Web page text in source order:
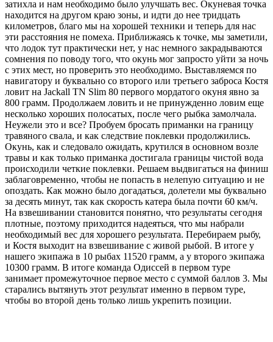
затихла и нам необходимо было улучшать вес. Окуневая точка
находится на другом краю зоны, и идти до нее тридцать
километров, благо мы на хорошей техники и теперь для нас
эти расстояния не помеха. Приближаясь к точке, мы заметили,
что лодок тут практически нет, у нас немного закрадываются
сомнения по поводу того, что окунь мог запросто уйти за ночь
с этих мест, но проверить это необходимо. Выставляемся по
навигатору и буквально со второго или третьего заброса Костя
ловит на Jackall TN Slim 80 первого мордатого окуня явно за
800 грамм. Продолжаем ловить и не принужденно ловим еще
несколько хороших полосатых, после чего рыбка замолчала.
Неужели это и все? Пробуем бросать приманки на границу
травяного свала, и как следствие поклевки продолжились.
Окунь, как и следовало ожидать, крутился в основном возле
травы и как только приманка достигала границы чистой вода
происходили четкие поклевки. Решаем выдвигаться на финиш
заблаговременно, чтобы не попасть в нелепую ситуацию и не
опоздать. Как можно было догадаться, долетели мы буквально
за десять минут, так как скорость катера была почти 60 км/ч.
На взвешивании становится понятно, что результаты сегодня
плотные, поэтому приходится надеяться, что мы набрали
необходимый вес для хорошего результата. Перебираем рыбу,
и Костя выходит на взвешивание с живой рыбой. В итоге у
нашего экипажа в 10 рыбах 11520 грамм, а у второго экипажа
10300 грамм. В итоге команда Одиссей в первом туре
занимает промежуточное первое место с суммой баллов 3. Мы
старались вытянуть этот результат именно в первом туре,
чтобы во второй день только лишь укрепить позиции.